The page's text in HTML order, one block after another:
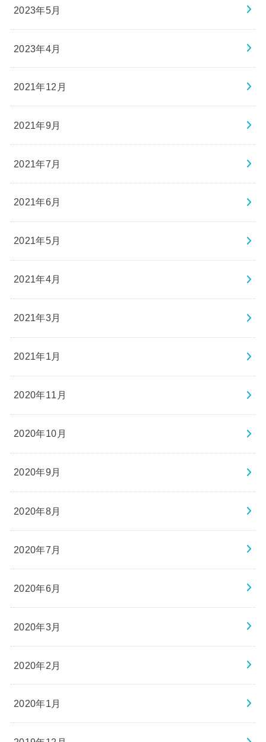
2023年5月
2023年4月
2021年12月
2021年9月
2021年7月
2021年6月
2021年5月
2021年4月
2021年3月
2021年1月
2020年11月
2020年10月
2020年9月
2020年8月
2020年7月
2020年6月
2020年3月
2020年2月
2020年1月